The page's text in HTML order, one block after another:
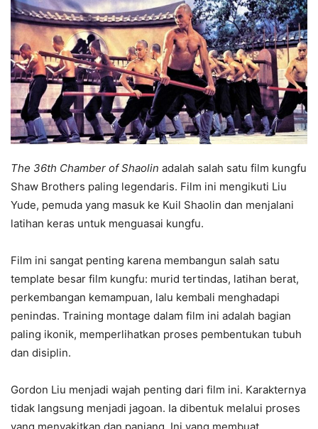
The 36th Chamber of Shaolin adalah salah satu film kungfu
Shaw Brothers paling legendaris. Film ini mengikuti Liu
Yude, pemuda yang masuk ke Kuil Shaolin dan menjalani
latihan keras untuk menguasai kungfu.
Film ini sangat penting karena membangun salah satu
template besar film kungfu: murid tertindas, latihan berat,
perkembangan kemampuan, lalu kembali menghadapi
penindas. Training montage dalam film ini adalah bagian
paling ikonik, memperlihatkan proses pembentukan tubuh
dan disiplin.
Gordon Liu menjadi wajah penting dari film ini. Karakternya
tidak langsung menjadi jagoan. Ia dibentuk melalui proses